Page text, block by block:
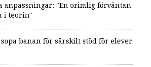
anpassningar: "En orimlig förväntan
i teorin"
banan för särskilt stöd för elever